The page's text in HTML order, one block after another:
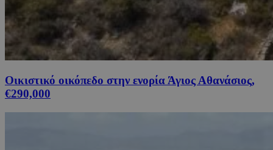
Οικιστικό οικόπεδο στην ενορία Άγιος Αθανάσιος,
€290,000